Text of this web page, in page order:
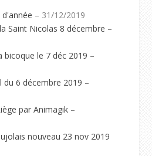
– 31/12/2019
Saint Nicolas 8 décembre –
bicoque le 7 déc 2019 –
du 6 décembre 2019 –
par Animagik –
nouveau 23 nov 2019